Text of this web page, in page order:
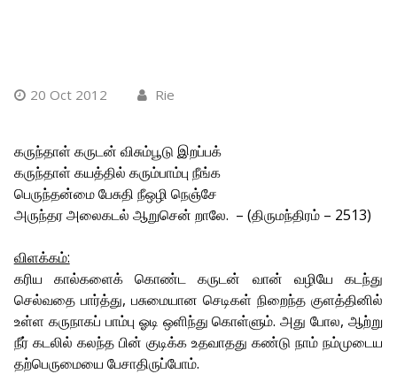
20 Oct 2012 Rie
கருந்தாள் கருடன் விசும்பூடு இறப்பக்
கருந்தாள் கயத்தில் கரும்பாம்பு நீங்க
பெருந்தன்மை பேசுதி நீஒழி நெஞ்சே
அருந்தர அலைகடல் ஆறுசென் றாலே. – (திருமந்திரம் – 2513)
விளக்கம்:
கரிய கால்களைக் கொண்ட கருடன் வான் வழியே கடந்து
செல்வதை பார்த்து, பசுமையான செடிகள் நிறைந்த குளத்தினில்
உள்ள கருநாகப் பாம்பு ஓடி ஒளிந்து கொள்ளும். அது போல, ஆற்று
நீர் கடலில் கலந்த பின் குடிக்க உதவாதது கண்டு நாம் நம்முடைய
தற்பெருமையை பேசாதிருப்போம்.